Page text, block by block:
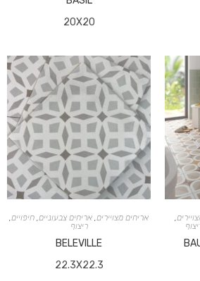
20X20
,
אריחים מצויירים, אריחים צבעוניים, חיפויים,
ריצוף
BELEVILLE
22.3X22.3